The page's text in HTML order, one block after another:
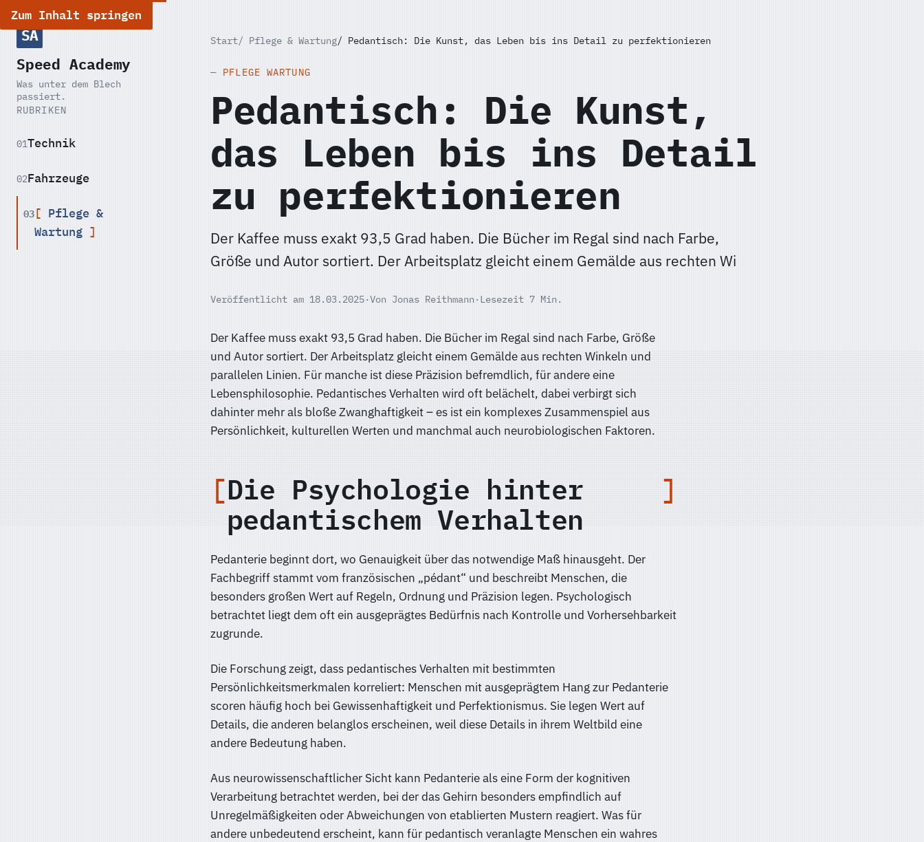
Zum Inhalt springen
SA
Speed Academy
Was unter dem Blech
passiert.
RUBRIKEN
01Technik
02Fahrzeuge
03
Pflege &
Wartung
Start Pflege & Wartung Pedantisch: Die Kunst, das Leben bis ins Detail zu perfektionieren
PFLEGE WARTUNG
Pedantisch: Die Kunst,
das Leben bis ins Detail
zu perfektionieren
Der Kaffee muss exakt 93,5 Grad haben. Die Bücher im Regal sind nach Farbe,
Größe und Autor sortiert. Der Arbeitsplatz gleicht einem Gemälde aus rechten Wi
Veröffentlicht am 18.03.2025·Von Jonas Reithmann · Lesezeit 7 Min.
Der Kaffee muss exakt 93,5 Grad haben. Die Bücher im Regal sind nach Farbe, Größe
und Autor sortiert. Der Arbeitsplatz gleicht einem Gemälde aus rechten Winkeln und
parallelen Linien. Für manche ist diese Präzision befremdlich, für andere eine
Lebensphilosophie. Pedantisches Verhalten wird oft belächelt, dabei verbirgt sich
dahinter mehr als bloße Zwanghaftigkeit – es ist ein komplexes Zusammenspiel aus
Persönlichkeit, kulturellen Werten und manchmal auch neurobiologischen Faktoren.
Die Psychologie hinter
pedantischem Verhalten
Pedanterie beginnt dort, wo Genauigkeit über das notwendige Maß hinausgeht. Der
Fachbegriff stammt vom französischen „pédant“ und beschreibt Menschen, die
besonders großen Wert auf Regeln, Ordnung und Präzision legen. Psychologisch
betrachtet liegt dem oft ein ausgeprägtes Bedürfnis nach Kontrolle und Vorhersehbarkeit
zugrunde.
Die Forschung zeigt, dass pedantisches Verhalten mit bestimmten
Persönlichkeitsmerkmalen korreliert: Menschen mit ausgeprägtem Hang zur Pedanterie
scoren häufig hoch bei Gewissenhaftigkeit und Perfektionismus. Sie legen Wert auf
Details, die anderen belanglos erscheinen, weil diese Details in ihrem Weltbild eine
andere Bedeutung haben.
Aus neurowissenschaftlicher Sicht kann Pedanterie als eine Form der kognitiven
Verarbeitung betrachtet werden, bei der das Gehirn besonders empfindlich auf
Unregelmäßigkeiten oder Abweichungen von etablierten Mustern reagiert. Was für
andere unbedeutend erscheint, kann für pedantisch veranlagte Menschen ein wahres